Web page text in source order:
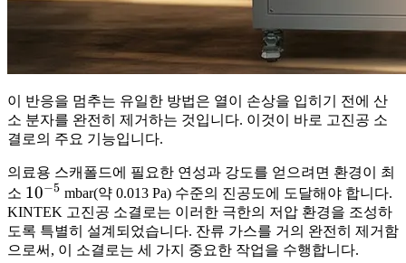
이 반응을 멈추는 유일한 방법은 열이 손상을 입히기 전에 산
소 분자를 완전히 제거하는 것입니다. 이것이 바로 고진공 소
결로의 주요 기능입니다.
의료용 스캐폴드에 필요한 연성과 강도를 얻으려면 환경이 최
소 10^{-5}
10−5 mbar(약 0.013 Pa) 수준의 진공도에 도달해야 합니다.
KINTEK 고진공 소결로는 이러한 극한의 저압 환경을 조성하
도록 특별히 설계되었습니다. 잔류 가스를 거의 완전히 제거함
으로써, 이 소결로는 세 가지 중요한 작업을 수행합니다.